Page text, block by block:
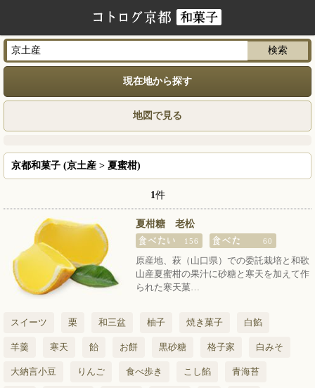
現在地から探す
地図で見る
京都和菓子 (京土産 > 夏蜜柑)
1件
夏柑糖 老松
156 60
原産地、萩（山口県）での委託栽培と和歌
山産夏蜜柑の果汁に砂糖と寒天を加えて作
られた寒天菓…
スイーツ 栗 和三盆 柚子 焼き菓子 白餡
羊羹 寒天 飴 お餅 黒砂糖 格子家 白みそ
大納言小豆 りんご 食べ歩き こし餡 青海苔